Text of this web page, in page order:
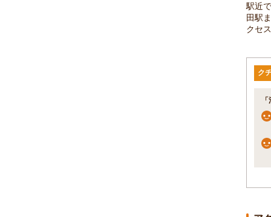
駅近
田駅
クセ
ク